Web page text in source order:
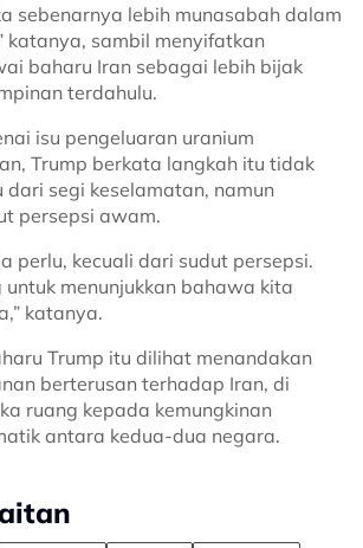
sebenarnya lebih munasabah dalam
katanya, sambil menyifatkan
baharu Iran sebagai lebih bijak
terdahulu.
isu pengeluaran uranium
Trump berkata langkah itu tidak
dari segi keselamatan, namun
persepsi awam.
perlu, kecuali dari sudut persepsi.
menunjukkan bahawa kita
katanya.
Trump itu dilihat menandakan
berterusan terhadap Iran, di
ruang kepada kemungkinan
antara kedua-dua negara.